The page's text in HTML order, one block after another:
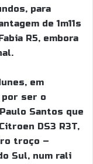
para
de 1m11s
R5, embora
em
por ser o
Santos que
DS3 R3T,
troço –
Sul, num rali